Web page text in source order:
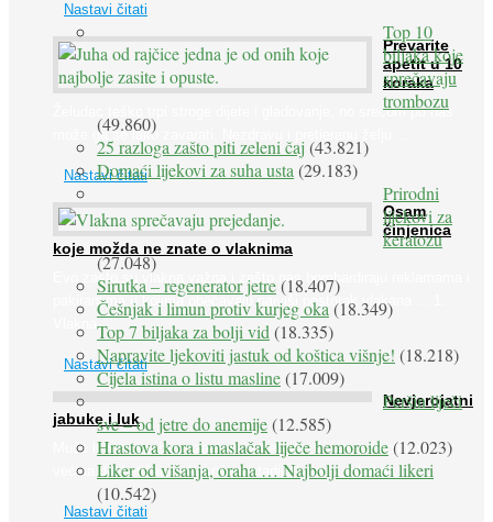
Nastavi čitati
Prevarite
apetit u 10
koraka
Želudac teško trpi stroge dijete i gladovanje, no srećom po nas
može ga se lako zavarati. Nezdravu i pretjeranu želju ...
Nastavi čitati
Osam
činjenica
koje možda ne znate o vlaknima
Evo zašto su vlakna važna i zašto nas bombardiraju reklamama i
pakiranjima u kojima obećavaju najviši postotak vlakana ... 1.
Vlakna ...
Nastavi čitati
Nevjerojatni
jabuke i luk
Muče li vas tegobe vezane uz srce, oči i živce, od kojih pati
većina dijabetičara u kasnijem stadiju bolesti, jabuke ...
Nastavi čitati
Top 10
biljaka koje
sprečavaju
trombozu
(49.860)
25 razloga zašto piti zeleni čaj(43.821)
Domaći lijekovi za suha usta (29.183)
Prirodni
lijekovi za
keratozu
(27.048)
Sirutka – regenerator jetre(18.407)
Češnjak i limun protiv kurjeg oka (18.349)
Top 7 biljaka za bolji vid (18.335)
Napravite ljekoviti jastuk od koštica višnje! (18.218)
Cijela istina o listu masline(17.009)
Peršin liječi
sve – od jetre do anemije(12.585)
Hrastova kora i maslačak liječe hemoroide(12.023)
Liker od višanja, oraha … Najbolji domaći likeri
(10.542)